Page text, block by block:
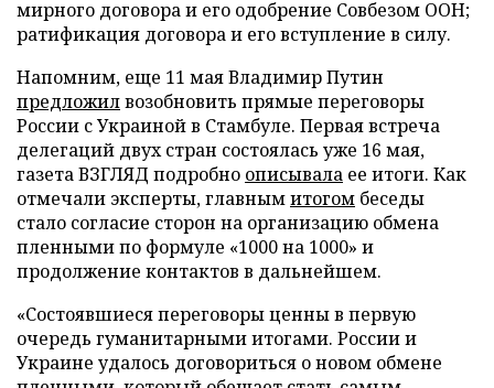
мирного договора и его одобрение Совбезом ООН;
ратификация договора и его вступление в силу.
Напомним, еще 11 мая Владимир Путин
предложилвозобновить прямые переговоры
России с Украиной в Стамбуле. Первая встреча
делегаций двух стран состоялась уже 16 мая,
газета ВЗГЛЯД подробно описывала ее итоги. Как
отмечали эксперты, главнымитогом беседы
стало согласие сторон на организацию обмена
пленными по формуле «1000 на 1000» и
продолжение контактов в дальнейшем.
«Состоявшиеся переговоры ценны в первую
очередь гуманитарными итогами. России и
Украине удалось договориться о новом обмене